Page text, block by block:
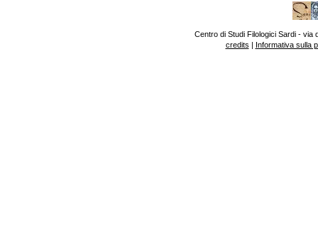
Centro di Studi Filologici Sardi - via
credits | Informativa sulla